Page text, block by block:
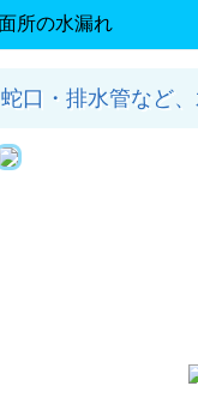
蛇口・排水管など